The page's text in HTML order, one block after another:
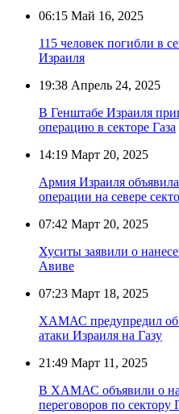
06:15 Май 16, 2025
115 человек погибли в
Израиля
19:38 Апрель 24, 2025
В Генштабе Израиля
операцию в секторе Газа
14:19 Март 20, 2025
Армия Израиля
операции на севере
07:42 Март 20, 2025
Хуситы заявили о
Авиве
07:23 Март 18, 2025
ХАМАС предупредил об
атаки Израиля на Газу
21:49 Март 11, 2025
В ХАМАС объявили о
переговоров по сектору